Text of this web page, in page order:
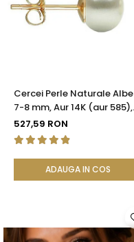
Seturi Perle cu Argint
Brățări cu Perle
Cercei Perle Naturale Albe
7-8 mm, Aur 14K (aur 585),
Calitatea AAA | KASKADDA®
527,59 RON
ADAUGA IN COS